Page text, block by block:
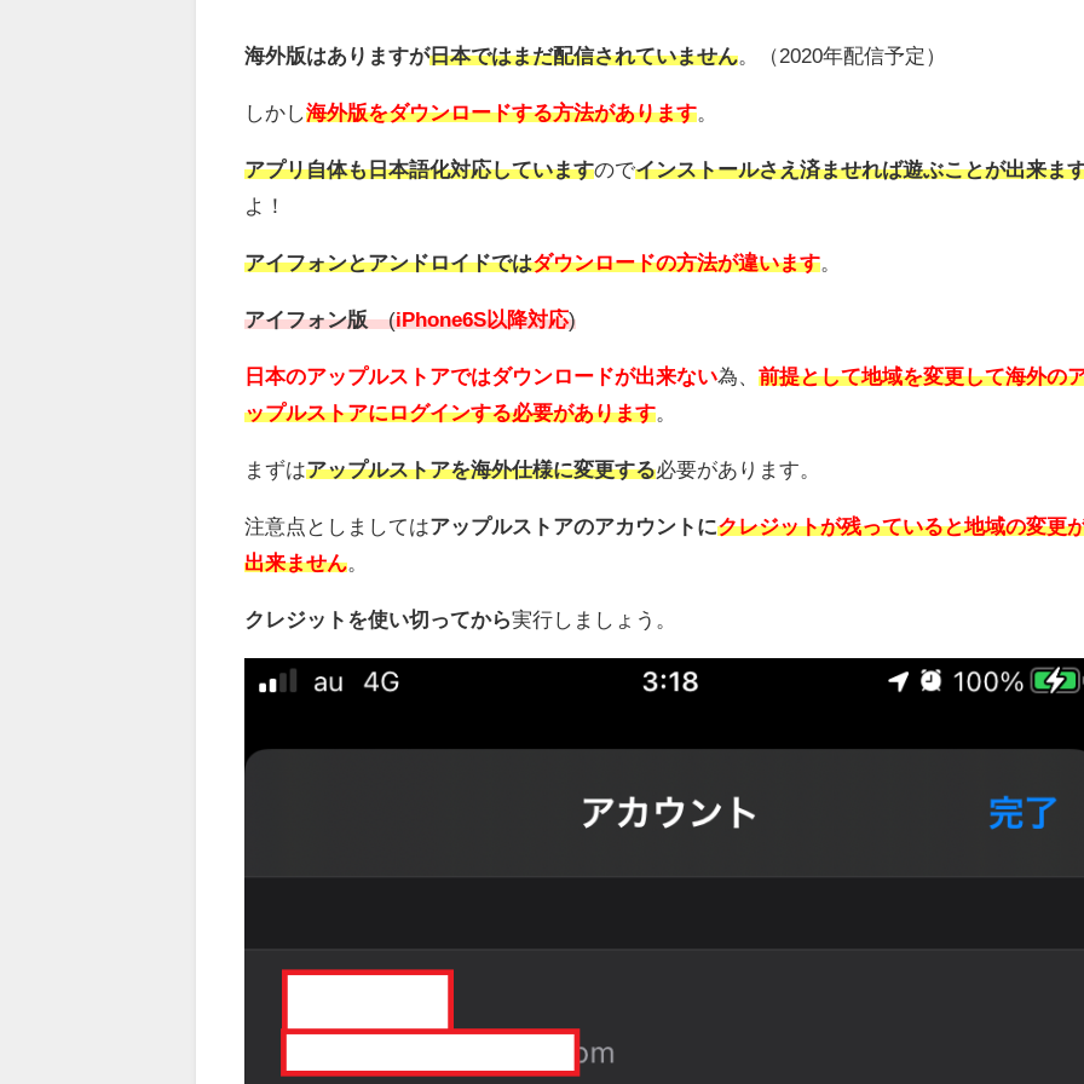
海外版はありますが日本ではまだ配信されていません 。（2020年配信予定）
しかし海外版をダウンロードする方法があります
アプリ自体も日本語化対応していますのでインストールさえ済ませれば遊ぶことが出来ま
よ！
アイフォンとアンドロイドではダウンロードの方法が違います
アイフォン版(iPhone6S以降対応)
日本のアップルストアではダウンロードが出来ない為、前提として地域を変更して海外の
ップルストアにログインする必要があります
まずはアップルストアを海外仕様に変更する必要があります。
注意点としましてはアップルストアのアカウントにクレジットが残っていると地域の変更
出来ません
クレジットを使い切ってから実行しましょう。